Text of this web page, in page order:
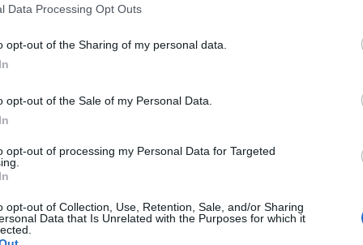
Data Processing Opt Outs
opt-out of the Sharing of my personal data.
opt-out of the Sale of my Personal Data.
opt-out of processing my Personal Data for Targeted
opt-out of Collection, Use, Retention, Sale, and/or Sharing
Data that Is Unrelated with the Purposes for which it
szavaznak. A legnagyobb arányban Békésben és
órákban a hagyományosan kevésbé aktív Budapesten volt a
portfolio.hu hírarchívumához tartozik, melynek olvasása
tartalmazza:
cikkarchívum
elmúlt 2 év napon belüli